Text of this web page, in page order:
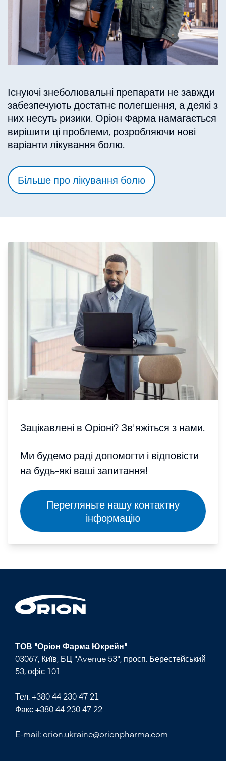
Існуючі знеболювальні препарати не завжди
забезпечують достатнє полегшення, а деякі з
них несуть ризики. Оріон Фарма намагається
вирішити ці проблеми, розробляючи нові
варіанти лікування болю.
Більше про лікування болю
Зацікавлені в Оріоні? Зв'яжіться з нами.
Ми будемо раді допомогти і відповісти
на будь-які ваші запитання!
Перегляньте нашу контактну
інформацію
ТОВ "Оріон Фарма Юкрейн"
03067, Київ, БЦ "Avenue 53", просп. Берестейський
53, офіс 101
Тел. +380 44 230 47 21
Факс +380 44 230 47 22
E-mail: orion.ukraine@orionpharma.com